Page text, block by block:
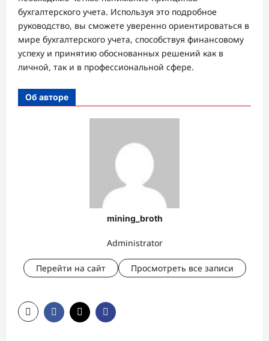
бухгалтерского учета. Используя это подробное
руководство, вы сможете уверенно ориентироваться в
мире бухгалтерского учета, способствуя финансовому
успеху и принятию обоснованных решений как в
личной, так и в профессиональной сфере.
Об авторе
mining_broth
Administrator
Перейти на сайт Просмотреть все записи